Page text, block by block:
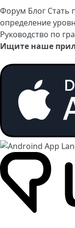
Форум Блог Стать
определение
Руководство по
Ищите наше